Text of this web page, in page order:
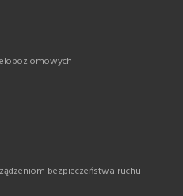
bezpieczeństwa ruchu